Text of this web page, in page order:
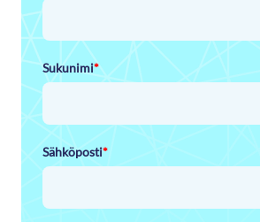
Sukunimi*
Sähköposti*